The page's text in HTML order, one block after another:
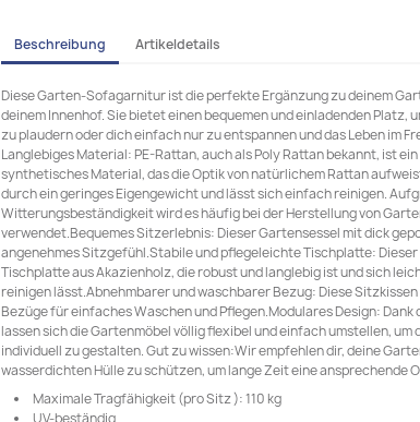
Beschreibung Artikeldetails
Diese Garten-Sofagarnitur ist die perfekte Ergänzung zu deinem
deinem Innenhof. Sie bietet einen bequemen und einladenden Platz,
zu plaudern oder dich einfach nur zu entspannen und das Leben im
Langlebiges Material: PE-Rattan, auch als Poly Rattan bekannt, ist
synthetisches Material, das die Optik von natürlichem Rattan
durch ein geringes Eigengewicht und lässt sich einfach reinigen.
Witterungsbeständigkeit wird es häufig bei der Herstellung von
verwendet.Bequemes Sitzerlebnis: Dieser Gartensessel mit dick
angenehmes Sitzgefühl.Stabile und pflegeleichte Tischplatte:
Tischplatte aus Akazienholz, die robust und langlebig ist und sich
reinigen lässt.Abnehmbarer und waschbarer Bezug: Diese
Bezüge für einfaches Waschen und Pflegen.Modulares Design: Dank
lassen sich die Gartenmöbel völlig flexibel und einfach umstellen, um
individuell zu gestalten. Gut zu wissen:Wir empfehlen dir, deine
wasserdichten Hülle zu schützen, um lange Zeit eine ansprechende
Maximale Tragfähigkeit (pro Sitz ): 110 kg
UV-beständig